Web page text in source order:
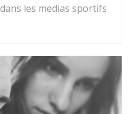
les medias sportifs